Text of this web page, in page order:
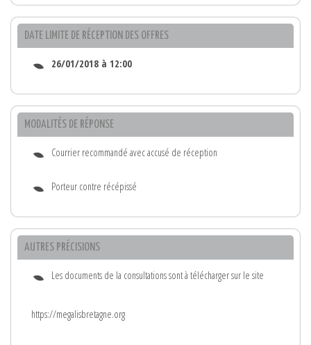
DATE LIMITE DE RÉCEPTION DES OFFRES
26/01/2018 à 12:00
MODALITÉS DE RÉPONSE
Courrier recommandé avec accusé de réception
Porteur contre récépissé
AUTRES PRÉCISIONS
Les documents de la consultations sont à télécharger sur le site
https://megalisbretagne.org